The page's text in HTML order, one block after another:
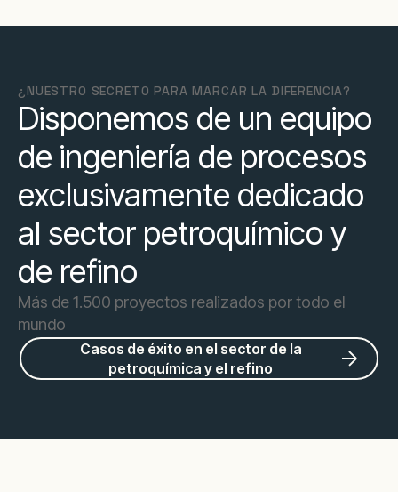
¿NUESTRO SECRETO PARA MARCAR LA DIFERENCIA?
Disponemos de un equipo
de ingeniería de procesos
exclusivamente dedicado
al sector petroquímico y
de refino
Más de 1.500 proyectos realizados por todo el
mundo
Casos de éxito en el sector de la
petroquímica y el refino